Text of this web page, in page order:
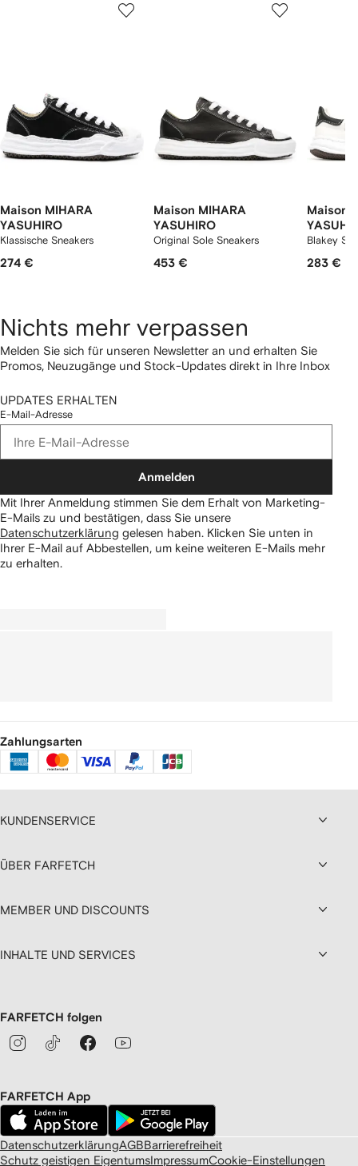
Maison MIHARA
YASUHIRO
Klassische Sneakers
274 €
Maison MIHARA
YASUHIRO
Original Sole Sneakers
453 €
Maison
Blakey
283 €
Nichts mehr verpassen
Melden Sie sich für unseren Newsletter an und erhalten Sie
Promos, Neuzugänge und Stock-Updates direkt in Ihre Inbox
UPDATES ERHALTEN
E-Mail-Adresse
Anmelden
Mit Ihrer Anmeldung stimmen Sie dem Erhalt von Marketing-
E-Mails zu und bestätigen, dass Sie unsere
Datenschutzerklärung gelesen haben. Klicken Sie unten in
Ihrer E-Mail auf Abbestellen, um keine weiteren E-Mails mehr
zu erhalten.
Zahlungsarten
KUNDENSERVICE
ÜBER FARFETCH
MEMBER UND DISCOUNTS
INHALTE UND SERVICES
FARFETCH folgen
FARFETCH App
DatenschutzerklärungAGBBarrierefreiheit
Schutz geistigen EigentumsImpressumCookie-Einstellungen